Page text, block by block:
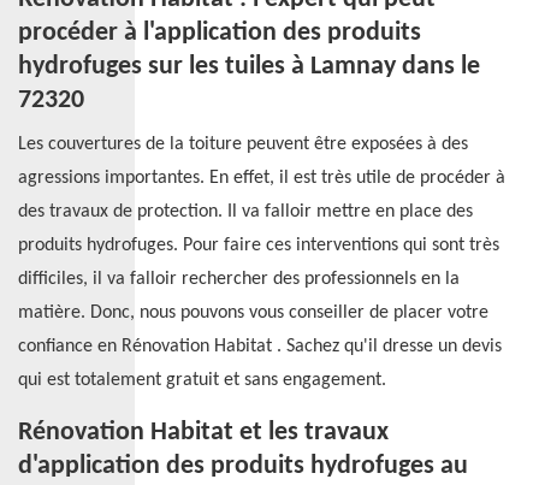
procéder à l'application des produits
hydrofuges sur les tuiles à Lamnay dans le
72320
Les couvertures de la toiture peuvent être exposées à des
agressions importantes. En effet, il est très utile de procéder à
des travaux de protection. Il va falloir mettre en place des
produits hydrofuges. Pour faire ces interventions qui sont très
difficiles, il va falloir rechercher des professionnels en la
matière. Donc, nous pouvons vous conseiller de placer votre
confiance en Rénovation Habitat . Sachez qu'il dresse un devis
qui est totalement gratuit et sans engagement.
Rénovation Habitat et les travaux
d'application des produits hydrofuges au